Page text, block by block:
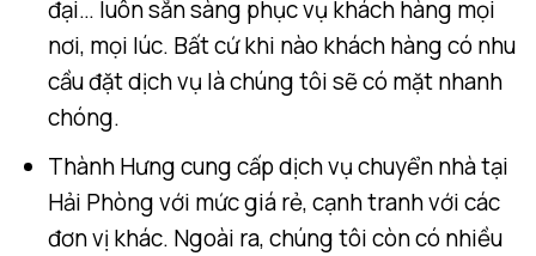
đại… luôn sẵn sàng phục vụ khách hàng mọi
nơi, mọi lúc. Bất cứ khi nào khách hàng có nhu
cầu đặt dịch vụ là chúng tôi sẽ có mặt nhanh
chóng.
Thành Hưng cung cấp dịch vụ chuyển nhà tại
Hải Phòng với mức giá rẻ, cạnh tranh với các
đơn vị khác. Ngoài ra, chúng tôi còn có nhiều